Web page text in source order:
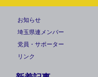
お知らせ
埼玉県連メンバー
党員・サポーター
リンク